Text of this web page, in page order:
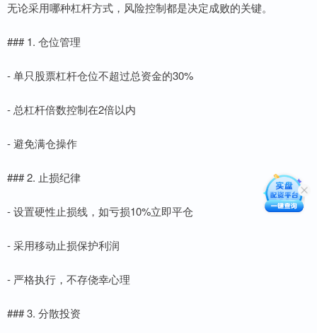
无论采用哪种杠杆方式，风险控制都是决定成败的关键。
### 1. 仓位管理
- 单只股票杠杆仓位不超过总资金的30%
- 总杠杆倍数控制在2倍以内
- 避免满仓操作
### 2. 止损纪律
- 设置硬性止损线，如亏损10%立即平仓
- 采用移动止损保护利润
- 严格执行，不存侥幸心理
### 3. 分散投资